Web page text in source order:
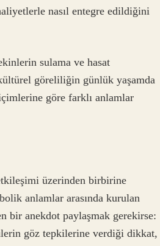
nasıl entegre edildiğini
sulama ve hasat
göreliliğin günlük yaşamda
göre farklı anlamlar
üzerinden birbirine
anlamlar arasında kurulan
bir anekdot paylaşmak gerekirse:
göz tepkilerine verdiği dikkat,